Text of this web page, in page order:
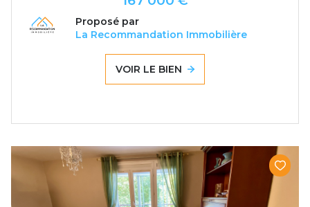
Proposé par
La Recommandation Immobilière
VOIR LE BIEN